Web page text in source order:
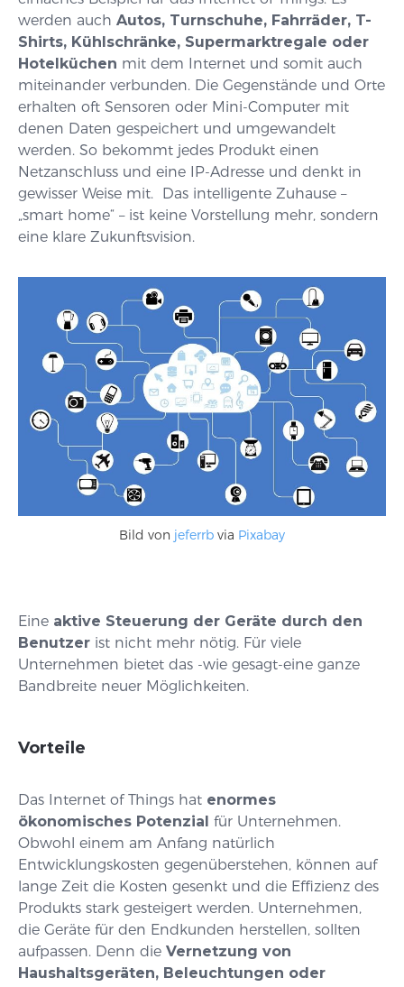
werden auch Autos, Turnschuhe, Fahrräder, T-
Shirts, Kühlschränke, Supermarktregale oder
Hotelküchen mit dem Internet und somit auch
miteinander verbunden. Die Gegenstände und Orte
erhalten oft Sensoren oder Mini-Computer mit
denen Daten gespeichert und umgewandelt
werden. So bekommt jedes Produkt einen
Netzanschluss und eine IP-Adresse und denkt in
gewisser Weise mit. Das intelligente Zuhause –
„smart home“ – ist keine Vorstellung mehr, sondern
eine klare Zukunftsvision.
Bild von jeferrb via Pixabay
Eine aktive Steuerung der Geräte durch den
Benutzer ist nicht mehr nötig. Für viele
Unternehmen bietet das -wie gesagt-eine ganze
Bandbreite neuer Möglichkeiten.
Vorteile
Das Internet of Things hat enormes
ökonomisches Potenzial für Unternehmen.
Obwohl einem am Anfang natürlich
Entwicklungskosten gegenüberstehen, können auf
lange Zeit die Kosten gesenkt und die Effizienz des
Produkts stark gesteigert werden. Unternehmen,
die Geräte für den Endkunden herstellen, sollten
aufpassen. Denn die Vernetzung von
Haushaltsgeräten, Beleuchtungen oder